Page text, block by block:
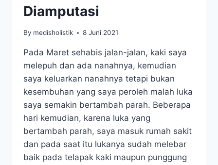
Diamputasi
By medisholistik 8 Juni 2021
Pada Maret sehabis jalan-jalan, kaki saya
melepuh dan ada nanahnya, kemudian
saya keluarkan nanahnya tetapi bukan
kesembuhan yang saya peroleh malah luka
saya semakin bertambah parah. Beberapa
hari kemudian, karena luka yang
bertambah parah, saya masuk rumah sakit
dan pada saat itu lukanya sudah melebar
baik pada telapak kaki maupun punggung